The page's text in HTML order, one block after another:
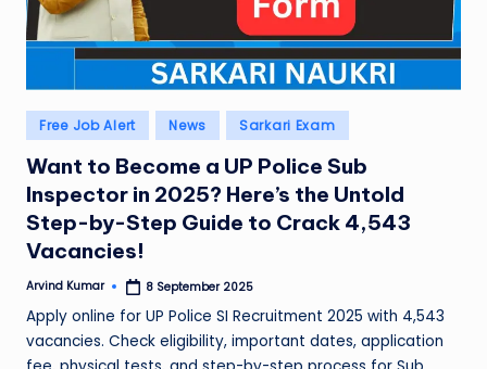
Posted
in
Free Job Alert News Sarkari Exam
Want to Become a UP Police Sub
Inspector in 2025? Here’s the Untold
Step-by-Step Guide to Crack 4,543
Vacancies!
Posted
Arvind Kumar 8 September 2025
Apply online for UP Police SI Recruitment 2025 with 4,543
vacancies. Check eligibility, important dates, application